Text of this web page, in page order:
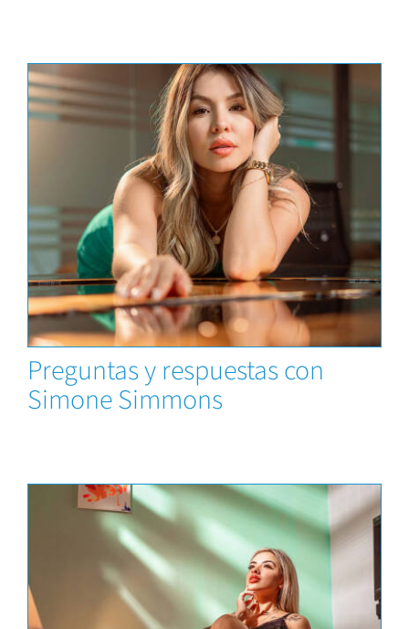
Capacitaciones News
Preguntas y respuestas con
Simone Simmons